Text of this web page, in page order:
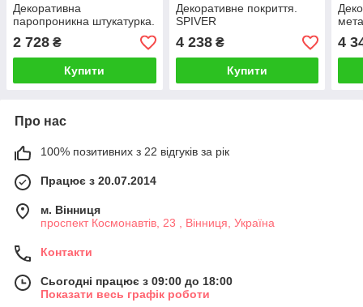
Декоративна
паропроникна штукатурка.
2 728 ₴
Купити
Декоративне покриття.
SPIVER
4 238₴
Купити
4
Про нас
100% позитивних з 22 відгуків за рік
Працює з 20.07.2014
м. Вінниця
проспект Космонавтів, 23 , Вінниця, Україна
Контакти
Сьогодні працює з 09:00 до 18:00
Показати весь графік роботи